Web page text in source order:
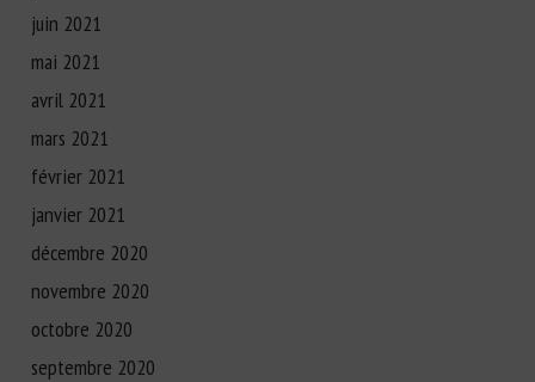
juin 2021
mai 2021
avril 2021
mars 2021
février 2021
janvier 2021
décembre 2020
novembre 2020
octobre 2020
septembre 2020